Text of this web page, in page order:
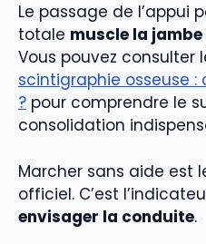
Le passage de l’appui
totale muscle la
Vous pouvez consulter
scintigraphie osseuse
? pour comprendre le
consolidation
Marcher sans aide est
officiel. C’est
envisager la conduite.